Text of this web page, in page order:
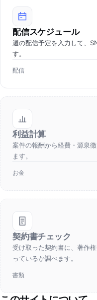
配信スケジュール
週の配信予定を入力して、
す。
配信
利益計算
案件の報酬から経費・源泉
ます。
お金
契約書チェック
受け取った契約書に、著作
っているか調べます。
書類